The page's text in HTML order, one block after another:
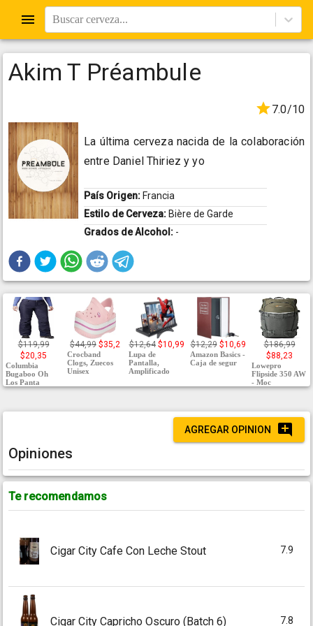
Buscar cerveza...
Akim T Préambule
7.0/10
La última cerveza nacida de la colaboración
entre Daniel Thiriez y yo
País Origen: Francia
Estilo de Cerveza: Bière de Garde
Grados de Alcohol: -
$119,99
$20,35
Columbia
Bugaboo Oh
Los Panta
$44,99 $35,2
Crocband
Clogs, Zuecos
Unisex
$12,64 $10,99
Lupa de
Pantalla,
Amplificado
$12,29 $10,69
Amazon Basics -
Caja de segur
$186,99
$88,23
Lowepro
Flipside 350 AW
- Moc
AGREGAR OPINION
Opiniones
Te recomendamos
Cigar City Cafe Con Leche Stout 7.9
Cigar City Capricho Oscuro (Batch 6) 7.8